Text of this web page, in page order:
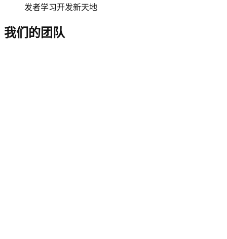
发者学习开发新天地
我们的团队